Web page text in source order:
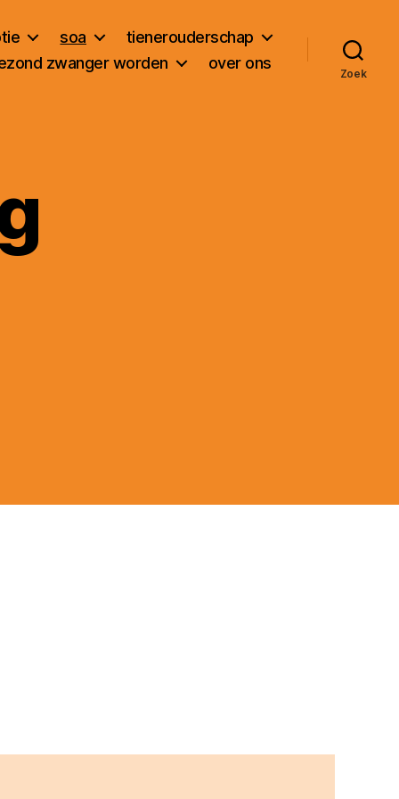
soa
tienerouderschap
zwanger worden
over ons
Zoek